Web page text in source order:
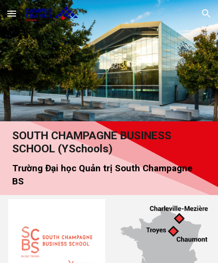
Skip to main content Skip to navigation
SOUTH CHAMPAGNE BUSINESS
SCHOOL (YSchools)
Trường Đại học Quản trị South Champagne
BS